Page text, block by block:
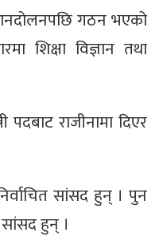
गठन भएको
शिक्षा विज्ञान तथा
पदबाट राजीनामा दिएर
सांसद हुन् । पुन
सांसद हुन् ।